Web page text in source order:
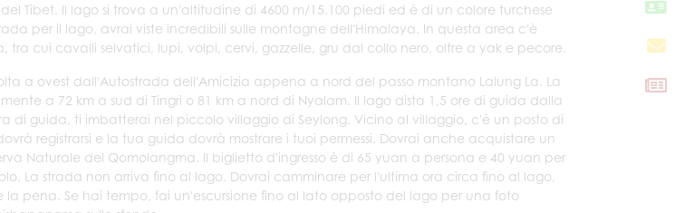
Tibet. Il lago si trova a un'altitudine di 4600 m/15.100 piedi ed è di un colore turchese
per il lago, avrai viste incredibili sulle montagne dell'Himalaya. In questa area c'è
cui cavalli selvatici, lupi, volpi, cervi, gazzelle, gru dal collo nero, oltre a yak e pecore.
a ovest dall'Autostrada dell'Amicizia appena a nord del passo montano Lalung La. La
a 72 km a sud di Tingri o 81 km a nord di Nyalam. Il lago dista 1,5 ore di guida dalla
di guida, ti imbatterai nel piccolo villaggio di Seylong. Vicino al villaggio, c'è un posto di
registrarsi e la tua guida dovrà mostrare i tuoi permessi. Dovrai anche acquistare un
Naturale del Qomolangma. Il biglietto d'ingresso è di 65 yuan a persona e 40 yuan per
La strada non arriva fino al lago. Dovrai camminare per l'ultima ora circa fino al lago,
la pena. Se hai tempo, fai un'escursione fino al lato opposto del lago per una foto